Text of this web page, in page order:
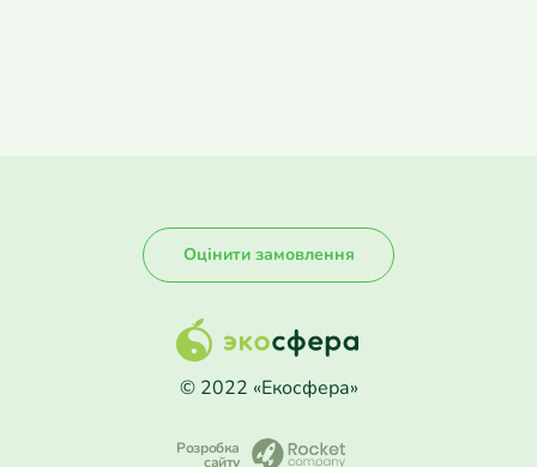
© 2022 «Екосфера»
Розробка
сайту
Оцінити замовлення